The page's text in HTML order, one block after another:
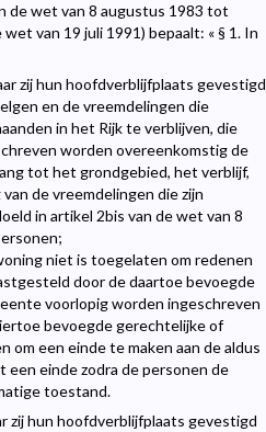
de wet van 8 augustus 1983 tot
van 19 juli 1991) bepaalt: « § 1. In
zij hun hoofdverblijfplaats gevestigd
en de vreemdelingen die
in het Rijk te verblijven, die
worden overeenkomstig de
tot het grondgebied, het verblijf,
de vreemdelingen die zijn
in artikel 2bis van de wet van 8
niet is toegelaten om redenen
door de daartoe bevoegde
voorlopig worden ingeschreven
bevoegde gerechtelijke of
een einde te maken aan de aldus
einde zodra de personen de
toestand.
zij hun hoofdverblijfplaats gevestigd